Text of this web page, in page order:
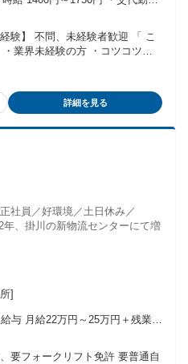
支給
】 不問、未経験者歓迎 「 こ
業界未経験の方 ・コツコツ、
方 ・化粧品が好きな方 ・新し
や
た方 ・倉庫作業スタッフとし
・フォークリフトオペレーター
ツコツ黙々と働きたい方 ・イ
場などで体を動かしてエネルギ
などで製造補助や機械オペレー
詳細を見る
社員／好環境／土日休み／
年、掛川の新物流センターにて増
]
与 月給22万円～25万円＋残業手
要フォークリフト免許 要普通自